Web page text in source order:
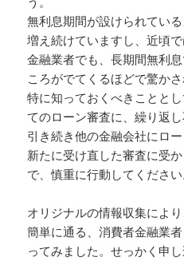
無利息期間が設けられてい
増え続けていますし、近頃
金融業者でも、長期間無利
ころがでてくるほどで驚かさ
特に知っておくべきことと
てのローン審査に、繰り返
引き続き他の金融会社にロ
新たに受け直した審査に受
で、慎重に行動してください
オリジナルの情報収集によ
簡単に通る、消費者金融業
ってみました。せっかく申